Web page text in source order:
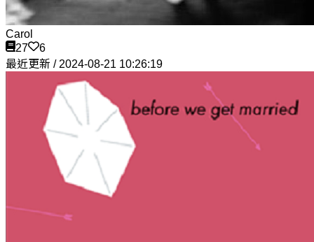
Carol
27
6
最近更新 / 2024-08-21 10:26:19